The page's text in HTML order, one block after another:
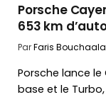
Porsche
653 km
ParFaris Bouchaala
Porsche lance le
base et le